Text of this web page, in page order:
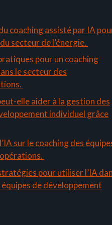
coaching assisté par IA
secteur de l’énergie.
pour un coaching
le secteur des
elle aider à la gestion des
individuel grâce
sur le coaching des
pour utiliser l’IA
de développement